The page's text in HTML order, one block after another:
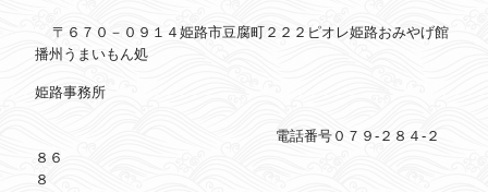
〒６７０－０９１４姫路市豆腐町２２２ピオレ姫路おみやげ館
播州うまいもん処
姫路事務所
電話番号０７９-２８４-２
８６